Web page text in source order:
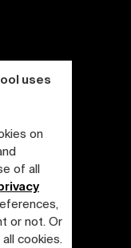
uses
on
of all
or not. Or
cookies.